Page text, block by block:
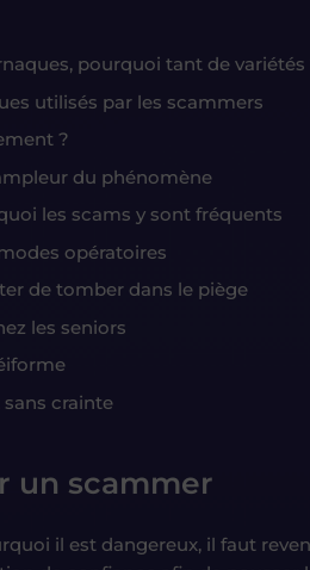
pourquoi tant de variétés
utilisés par les scammers
?
du phénomène
les scams y sont fréquents
opératoires
de tomber dans le piège
les seniors
crainte
un scammer
il est dangereux, il faut